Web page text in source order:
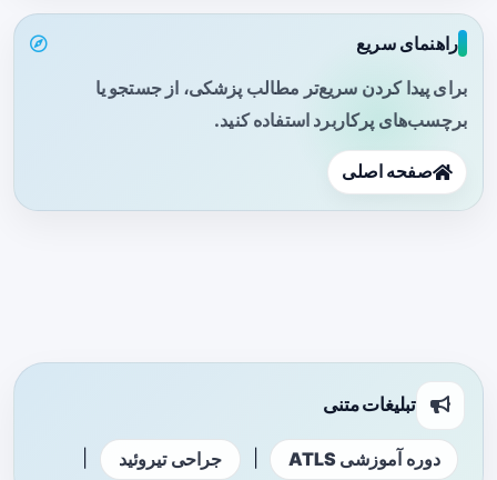
راهنمای سریع
برای پیدا کردن سریع‌تر مطالب پزشکی، از جستجو یا
برچسب‌های پرکاربرد استفاده کنید.
صفحه اصلی
تبلیغات متنی
دوره آموزشی ATLS جراحی تیروئید